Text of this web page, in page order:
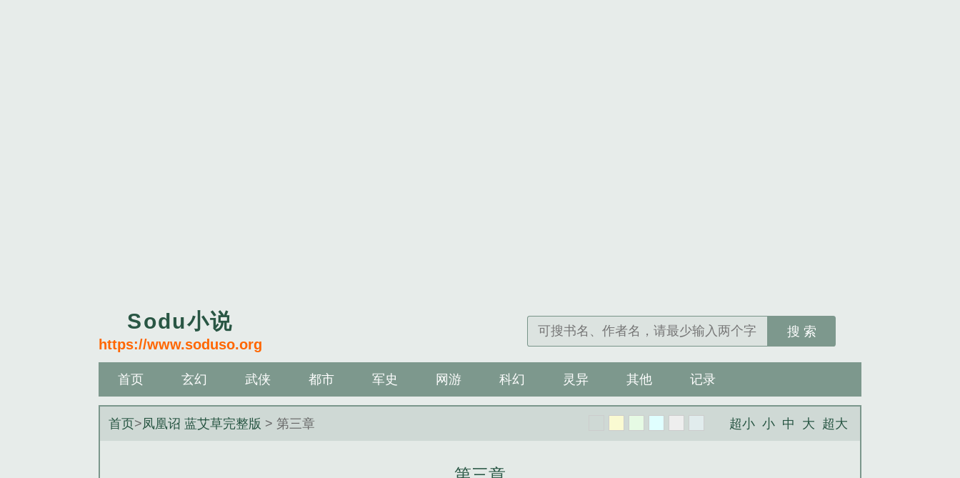
Sodu小说
https://www.soduso.org
搜 索
首页 玄幻 武侠 都市 军史 网游 科幻 灵异 其他 记录
首页>凤凰诏 蓝艾草完整版 > 第三章 超小 小 中 大 超大